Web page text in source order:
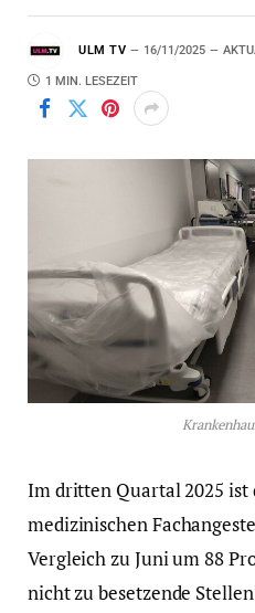
ULM TV 16/11/2025
1 MIN. LESEZEIT
Im dritten Quartal 2025 ist
medizinischen
Vergleich zu Juni um 88
nicht zu besetzende